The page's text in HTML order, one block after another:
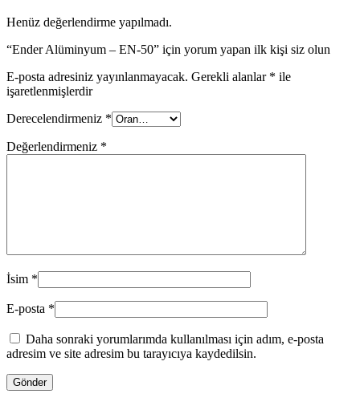
Henüz değerlendirme yapılmadı.
“Ender Alüminyum – EN-50” için yorum yapan ilk kişi siz olun
E-posta adresiniz yayınlanmayacak. Gerekli alanlar * ile
işaretlenmişlerdir
Derecelendirmeniz *
Değerlendirmeniz *
İsim *
E-posta *
Daha sonraki yorumlarımda kullanılması için adım, e-posta
adresim ve site adresim bu tarayıcıya kaydedilsin.